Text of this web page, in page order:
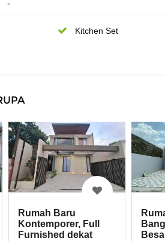
-
Kitchen Set
Rumah Baru
Kontemporer, Full
Furnished dekat